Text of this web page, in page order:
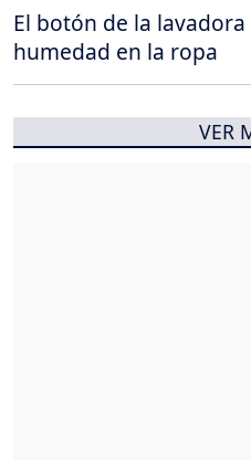
El botón de la
humedad en la ropa
VER